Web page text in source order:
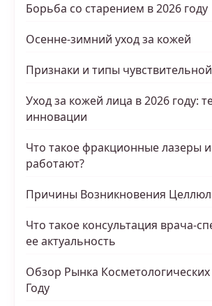
Борьба со старением в 2026 году
Осенне-зимний уход за кожей
Признаки и типы
Уход за кожей лица в 2026 году:
инновации
Что такое фракционные лазеры
работают?
Причины Возникновения
Что такое консультация врача-
ее актуальность
Обзор Рынка Косметологических
Году